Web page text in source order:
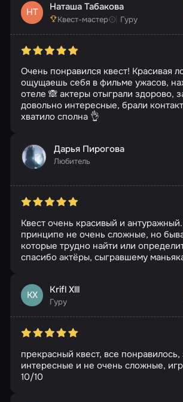
НТ Наташа Табакова
Квест-мастер Гуру
Очень понравился квест! Красивая
ощущаешь себя в фильме ужасов,
отеле 🙈 актеры отыграли здорово,
довольно интересные, брали
хватило сполна 👌
Дарья Пирогова
Любитель
Квест очень красивый и
принципе не очень сложные, но
которые трудно найти или
спасибо актёры, сыгравшему
KX Krifl Xlll
Гуру
прекрасный квест, все понравилось,
интересные и не очень сложные,
10/10